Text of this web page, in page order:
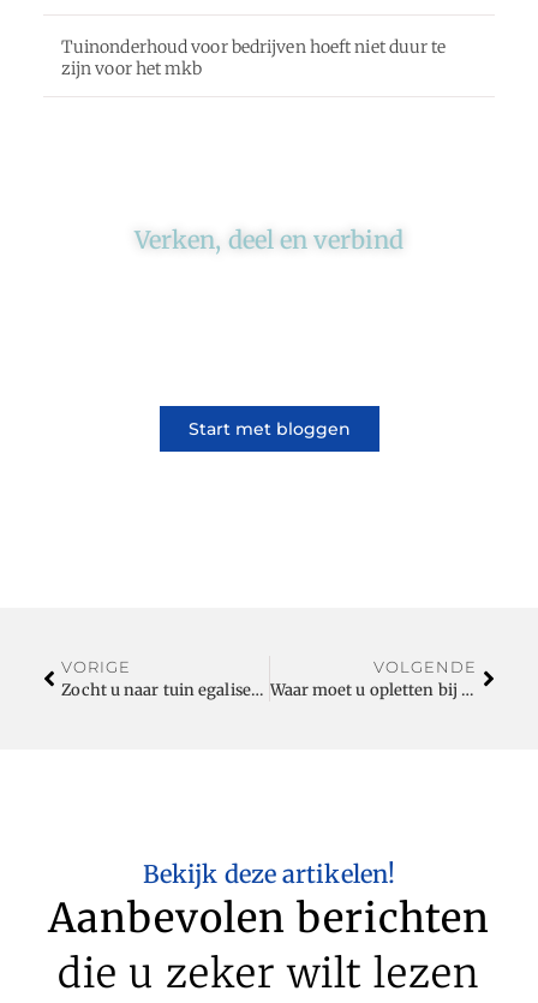
Tuinonderhoud voor bedrijven hoeft niet duur te
zijn voor het mkb
Verken, deel en verbind
Start met bloggen
VORIGE
Zocht u naar tuin egaliseren prijs?
VOLGENDE
Waar moet u opletten bij de keuze voor een borstvergroting?
Bekijk deze artikelen!
Aanbevolen berichten
die u zeker wilt lezen